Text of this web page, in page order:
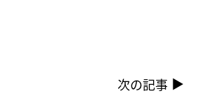
次の記事